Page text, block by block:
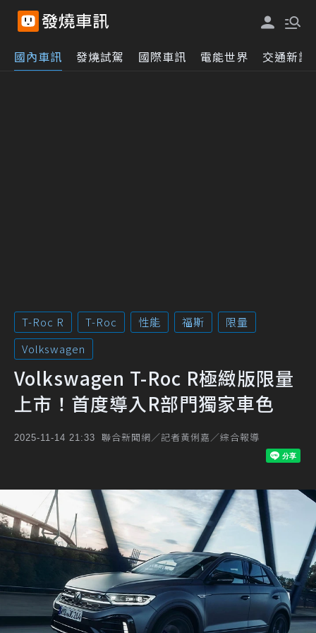
國內車訊 發燒試駕 國際車訊 電能世界 交通新訊
T-Roc R T-Roc 性能 福斯
限量
Volkswagen
Volkswagen T-Roc R極緻版限量
上市！首度導入R部門獨家車色
2025-11-14 21:33 聯合新聞網／記者黃俐嘉／綜合報導